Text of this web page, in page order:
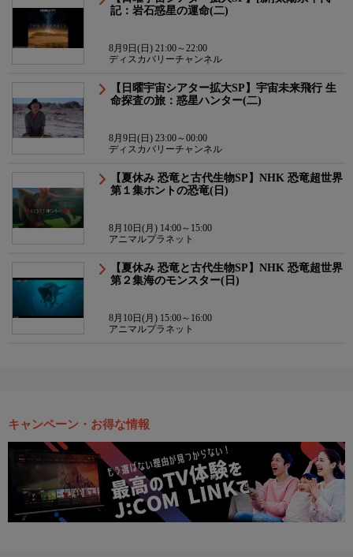
記：岩石惑星の運命(二)
8月9日(日) 21:00～22:00
ディスカバリーチャンネル
【日曜宇宙シアター拡大SP】宇宙未来飛行 生
命探査の旅：惑星ハンター(二)
8月9日(日) 23:00～00:00
ディスカバリーチャンネル
【夏休み 恐竜と古代生物SP】NHK 恐竜超世界
第１集ホントの恐竜(日)
8月10日(月) 14:00～15:00
アニマルプラネット
【夏休み 恐竜と古代生物SP】NHK 恐竜超世界
第２集海のモンスター(日)
8月10日(月) 15:00～16:00
アニマルプラネット
キャンペーン・お得な情報